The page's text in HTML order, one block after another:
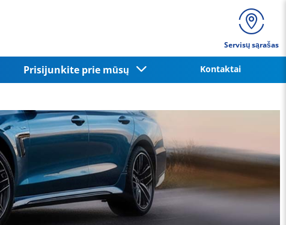
Servisų sąrašas
Prisijunkite prie mūsų Kontaktai